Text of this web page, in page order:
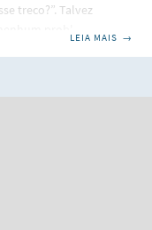
treco?”. Talvez
LEIA MAIS →